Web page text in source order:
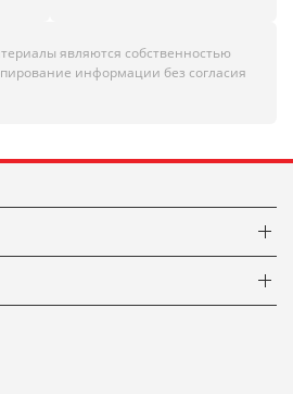
являются собственностью
информации без согласия